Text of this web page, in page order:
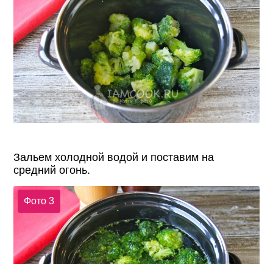
Зальем холодной водой и поставим на
средний огонь.
Фото 3